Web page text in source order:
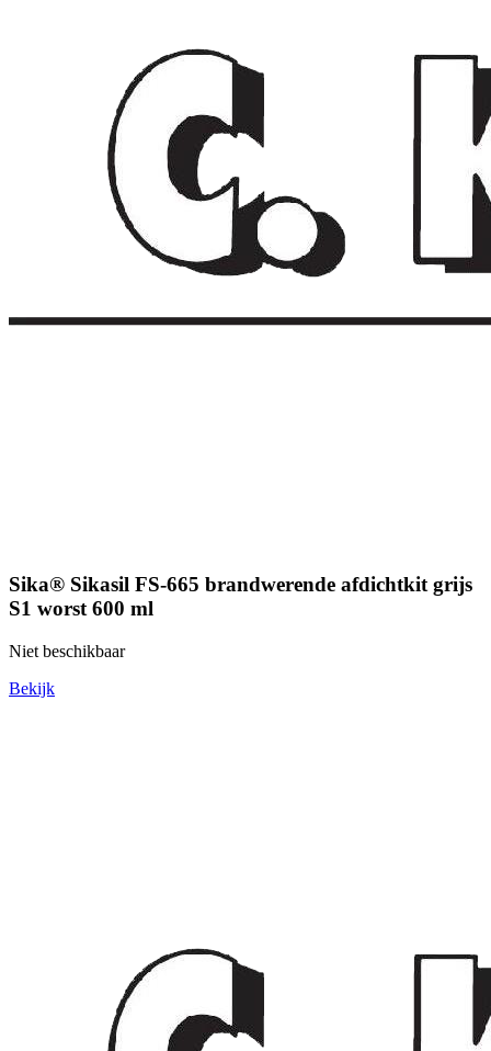
Sika® Sikasil FS-665 brandwerende afdichtkit grijs
S1 worst 600 ml
Niet beschikbaar
Bekijk